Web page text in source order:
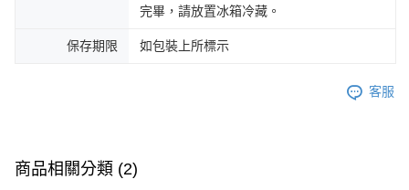
完畢，請放置冰箱冷藏。
保存期限 如包裝上所標示
客服
商品相關分類 (2)